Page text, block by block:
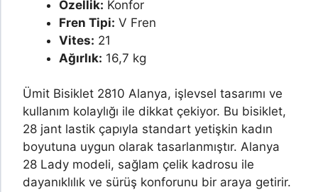
Özellik: Konfor
Fren Tipi: V Fren
Vites: 21
Ağırlık: 16,7 kg
Ümit Bisiklet 2810 Alanya, işlevsel tasarımı ve
kullanım kolaylığı ile dikkat çekiyor. Bu bisiklet,
28 jant lastik çapıyla standart yetişkin kadın
boyutuna uygun olarak tasarlanmıştır. Alanya
28 Lady modeli, sağlam çelik kadrosu ile
dayanıklılık ve sürüş konforunu bir araya getirir.